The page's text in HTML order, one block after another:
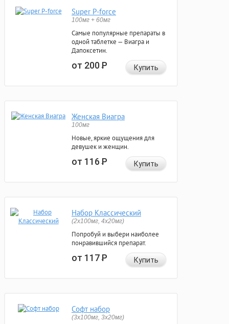
Super P-force
100мг + 60мг
Самые популярные препараты в
одной таблетке — Виагра и
Дапоксетин.
от 200Р Купить
Женская Виагра
100мг
Новые, яркие ощущения для
девушек и женщин.
от 116Р Купить
Набор Классический
(2x100мг, 4x20мг)
Попробуй и выбери наиболее
понравившийся препарат.
от 117Р Купить
Софт набор
(3x100мг, 3x20мг)